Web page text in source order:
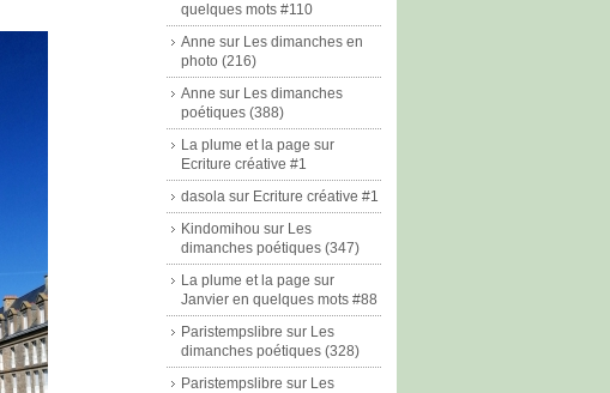
quelques mots #110
Anne sur Les dimanches en
photo (216)
Anne sur Les dimanches
poétiques (388)
La plume et la page sur
Ecriture créative #1
dasola sur Ecriture créative #1
Kindomihou sur Les
dimanches poétiques (347)
La plume et la page sur
Janvier en quelques mots #88
Paristempslibre sur Les
dimanches poétiques (328)
Paristempslibre sur Les